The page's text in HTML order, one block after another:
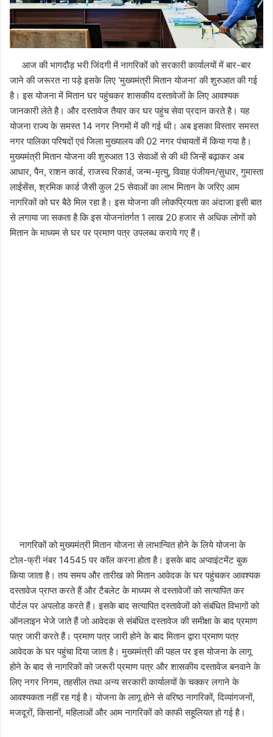
आज की भागदौड़ भरी जिंदगी में नागरिकों को सरकारी कार्यालयों में बार-बार
जाने की जरूरत ना पड़े इसके लिए ‘मुख्यमंत्री मितान योजना‘ की शुरुआत की गई
है। इस योजना में मितान घर पहुंचकर शासकीय दस्तावेजों के लिए आवश्यक
जानकारी लेते है। और दस्तावेज तैयार कर घर पहुंच सेवा प्रदान करते है। यह
योजना राज्य के समस्त 14 नगर निगमों में की गई थी। अब इसका विस्तार समस्त
नगर पालिका परिषदों एवं जिला मुख्यालय की 02 नगर पंचायतों में किया गया है।
मुख्यमंत्री मितान योजना की शुरुआत 13 सेवाओं से की थी जिन्हें बढ़ाकर अब
आधार, पैन, राशन कार्ड, राजस्व रिकार्ड, जन्म-मृत्यु, विवाह पंजीयन/सुधार, गुमास्ता
लाईसेंस, श्रमिक कार्ड जैसी कुल 25 सेवाओं का लाभ मितान के जरिए आम
नागरिकों को घर बैठे मिल रहा है। इस योजना की लोकप्रियता का अंदाजा इसी बात
से लगाया जा सकता है कि इस योजनांतर्गत 1 लाख 20 हजार से अधिक लोगों को
मितान के माध्यम से घर पर प्रमाण पत्र उपलब्ध कराये गए हैं।
नागरिकों को मुख्यमंत्री मितान योजना से लाभान्वित होने के लिये योजना के
टोल-फ्री नंबर 14545 पर कॉल करना होता है। इसके बाद अप्वाइंटमेंट बुक
किया जाता है। तय समय और तारीख को मितान आवेदक के घर पहुंचकर आवश्यक
दस्तावेज प्राप्त करते हैं और टैबलेट के माध्यम से दस्तावेजों को सत्यापित कर
पोर्टल पर अपलोड करते हैं। इसके बाद सत्यापित दस्तावेजों को संबंधित विभागों को
ऑनलाइन भेजे जाते हैं जो आवेदक से संबंधित दस्तावेज की समीक्षा के बाद प्रमाण
पत्र जारी करते हैं। प्रमाण पत्र जारी होने के बाद मितान द्वारा प्रमाण पत्र
आवेदक के घर पहुंचा दिया जाता है। मुख्यमंत्री की पहल पर इस योजना के लागू
होने के बाद से नागरिकों को जरूरी प्रमाण पत्र और शासकीय दस्तावेज बनवाने के
लिए नगर निगम, तहसील तथा अन्य सरकारी कार्यालयों के चक्कर लगाने के
आवश्यकता नहीं रह गई है। योजना के लागू होने से वरिष्ठ नागरिकों, दिव्यांगजनों,
मजदूरों, किसानों, महिलाओं और आम नागरिकों को काफी सहूलियत हो गई है।